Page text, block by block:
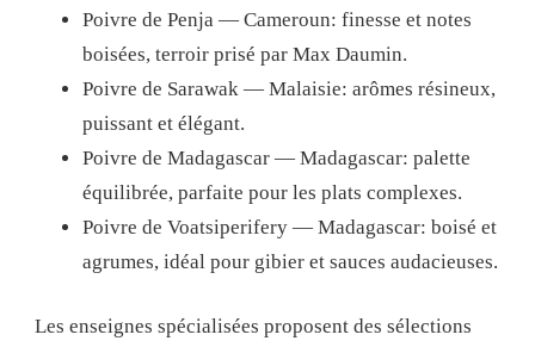
Poivre de Penja — Cameroun: finesse et notes
boisées, terroir prisé par Max Daumin.
Poivre de Sarawak — Malaisie: arômes résineux,
puissant et élégant.
Poivre de Madagascar — Madagascar: palette
équilibrée, parfaite pour les plats complexes.
Poivre de Voatsiperifery — Madagascar: boisé et
agrumes, idéal pour gibier et sauces audacieuses.
Les enseignes spécialisées proposent des sélections